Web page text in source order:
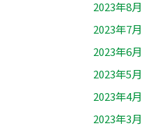
2023年8月
2023年7月
2023年6月
2023年5月
2023年4月
2023年3月